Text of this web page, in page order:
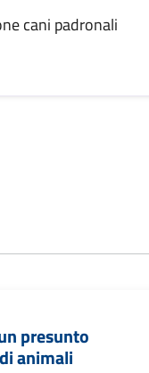
cani padronali
presunto
animali